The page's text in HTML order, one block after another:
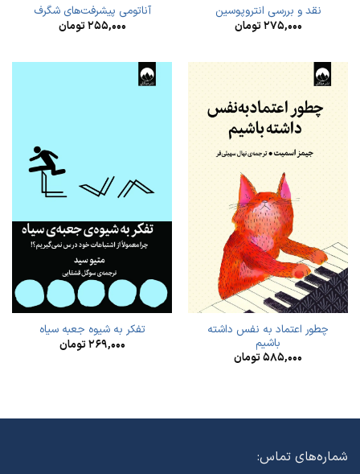
نقد و بررسی انتروپوسین
۲۷۵,۰۰۰تومان
آناتومی پیشرفت‌های شگرف
۲۵۵,۰۰۰تومان
چطور اعتماد به‌ نفس داشته
باشیم
۵۸۵,۰۰۰تومان
تفکر به شیوه‏ جعبه سیاه
۲۶۹,۰۰۰تومان
شماره‌های تماس: